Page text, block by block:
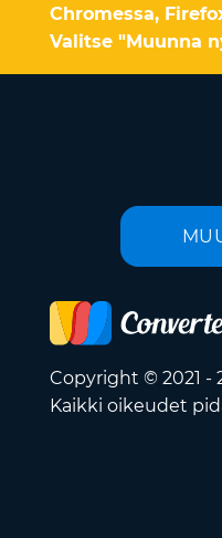
Chromessa,
Valitse "Muunna
Copyright © 2021 -
Kaikki oikeudet